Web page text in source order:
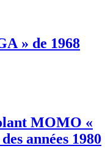
» de 1968
MOMO «
années 1980